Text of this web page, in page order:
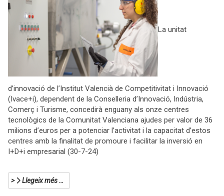
La unitat
d’innovació de l’Institut Valencià de Competitivitat i Innovació
(Ivace+i), dependent de la Conselleria d’Innovació, Indústria,
Comerç i Turisme, concedirà enguany als onze centres
tecnològics de la Comunitat Valenciana ajudes per valor de 36
milions d’euros per a potenciar l’activitat i la capacitat d’estos
centres amb la finalitat de promoure i facilitar la inversió en
I+D+i empresarial (30-7-24)
Llegeix més …